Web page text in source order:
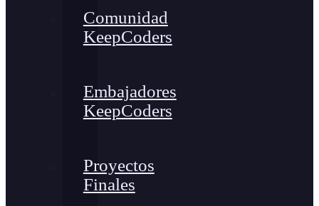
Comunidad
KeepCoders
Embajadores
KeepCoders
Proyectos
Finales